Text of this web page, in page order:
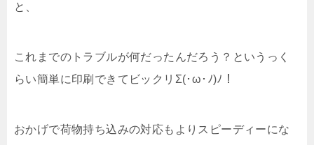
と、
これまでのトラブルが何だったんだろう？というっく
らい簡単に印刷できてビックリΣ(･ω･ﾉ)ﾉ！
おかげで荷物持ち込みの対応もよりスピーディーにな